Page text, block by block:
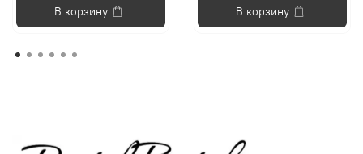
В корзину В корзину